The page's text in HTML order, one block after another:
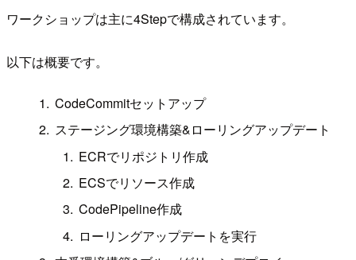
ワークショップは主に4Stepで構成されています。
以下は概要です。
CodeCommitセットアップ
ステージング環境構築&ローリングアップデート
ECRでリポジトリ作成
ECSでリソース作成
CodePipeline作成
ローリングアップデートを実行